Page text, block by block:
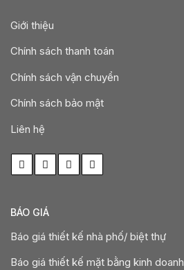
Giới thiệu
Chính sách thanh toán
Chính sách vận chuyển
Chính sách bảo mật
Liên hệ
BÁO GIÁ
Báo giá thiết kế nhà phố/ biệt thự
Báo giá thiết kế mặt bằng kinh doanh